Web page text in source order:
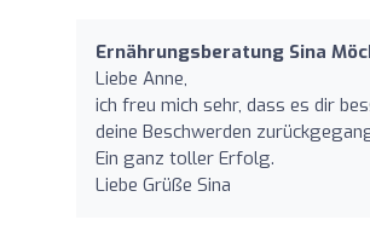
Ernährungsberatung Sina
Liebe Anne,
ich freu mich sehr, dass es dir
deine Beschwerden
Ein ganz toller Erfolg.
Liebe Grüße Sina